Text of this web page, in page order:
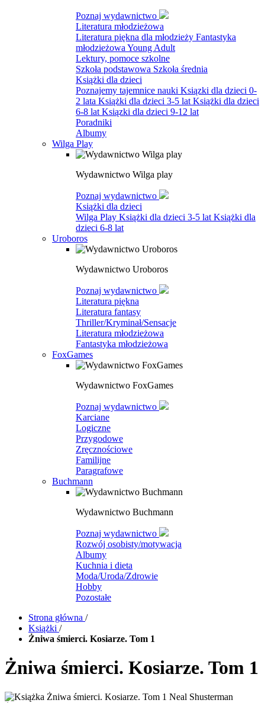
Poznaj wydawnictwo
Literatura młodzieżowa
Literatura piękna dla młodzieży Fantastyka
młodzieżowa Young Adult
Lektury, pomoce szkolne
Szkoła podstawowa Szkoła średnia
Książki dla dzieci
Poznajemy tajemnice nauki Ksiązki dla dzieci 0-
2 lata Książki dla dzieci 3-5 lat Książki dla dzieci
6-8 lat Ksiązki dla dzieci 9-12 lat
Poradniki
Albumy
Wilga Play
Wydawnictwo Wilga play
Poznaj wydawnictwo
Książki dla dzieci
Wilga Play Książki dla dzieci 3-5 lat Książki dla
dzieci 6-8 lat
Uroboros
Wydawnictwo Uroboros
Poznaj wydawnictwo
Literatura piękna
Literatura fantasy
Thriller/Kryminał/Sensacje
Literatura młodzieżowa
Fantastyka młodzieżowa
FoxGames
Wydawnictwo FoxGames
Poznaj wydawnictwo
Karciane
Logiczne
Przygodowe
Zręcznościowe
Familijne
Paragrafowe
Buchmann
Wydawnictwo Buchmann
Poznaj wydawnictwo
Rozwój osobisty/motywacja
Albumy
Kuchnia i dieta
Moda/Uroda/Zdrowie
Hobby
Pozostałe
Strona główna /
Książki /
Żniwa śmierci. Kosiarze. Tom 1
Żniwa śmierci. Kosiarze. Tom 1